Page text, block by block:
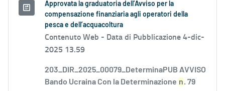
Approvata la graduatoria dell’Avviso per la
compensazione finanziaria agli operatori della
pesca e dell’acquacoltura
Contenuto Web - Data di Pubblicazione 4-dic-
2025 13.59
203_DIR_2025_00079_DeterminaPUB AVVISO
Bando Ucraina Con la Determinazione n. 79